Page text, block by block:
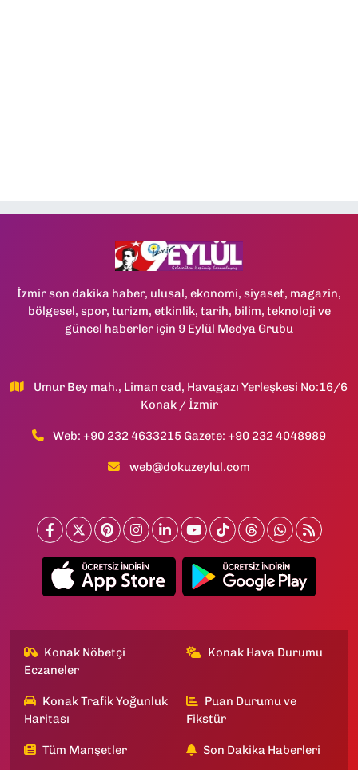
İzmir son dakika haber, ulusal, ekonomi, siyaset, magazin,
bölgesel, spor, turizm, etkinlik, tarih, bilim, teknoloji ve
güncel haberler için 9 Eylül Medya Grubu
Umur Bey mah., Liman cad, Havagazı Yerleşkesi No:16/6
Konak / İzmir
Web: +90 232 4633215 Gazete: +90 232 4048989
web@dokuzeylul.com
Konak Nöbetçi
Eczaneler
Konak Hava Durumu
Konak Trafik Yoğunluk
Haritası
Puan Durumu ve
Fikstür
Tüm Manşetler Son Dakika Haberleri